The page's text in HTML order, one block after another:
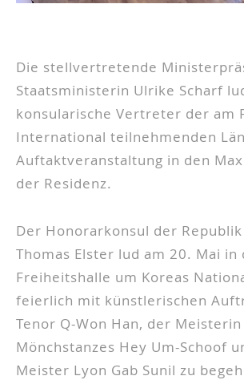
Die stellvertretende
Staatsministerin Ulrike Scharf
konsularische Vertreter der am
International teilnehmenden
Auftaktveranstaltung in den Max
der Residenz.
Der Honorarkonsul der Republik
Thomas Elster lud am 20. Mai in
Freiheitshalle um Koreas
feierlich mit künstlerischen
Tenor Q-Won Han, der Meisterin
Mönchstanzes Hey Um-Schoof
Meister Lyon Gab Sunil zu